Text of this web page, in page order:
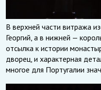
В верхней части витража
Георгий, а в нижней —
отсылка к истории
дворец, и характерная
многое для Португалии